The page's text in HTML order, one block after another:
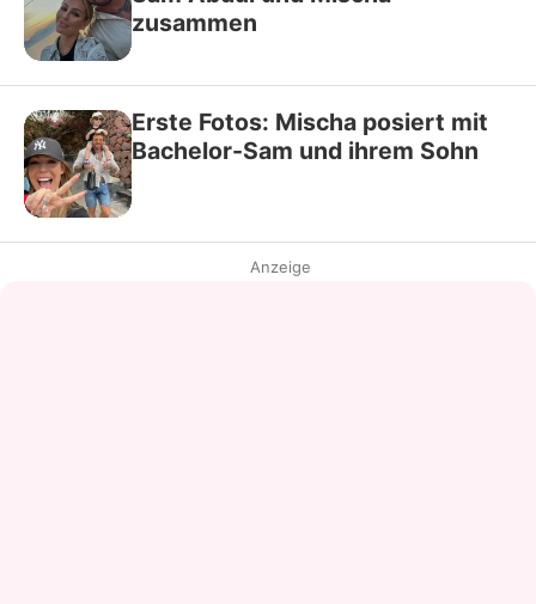
zusammen
Erste Fotos: Mischa posiert mit
Bachelor-Sam und ihrem Sohn
Anzeige